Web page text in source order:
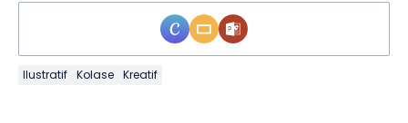
Ilustratif Kolase Kreatif